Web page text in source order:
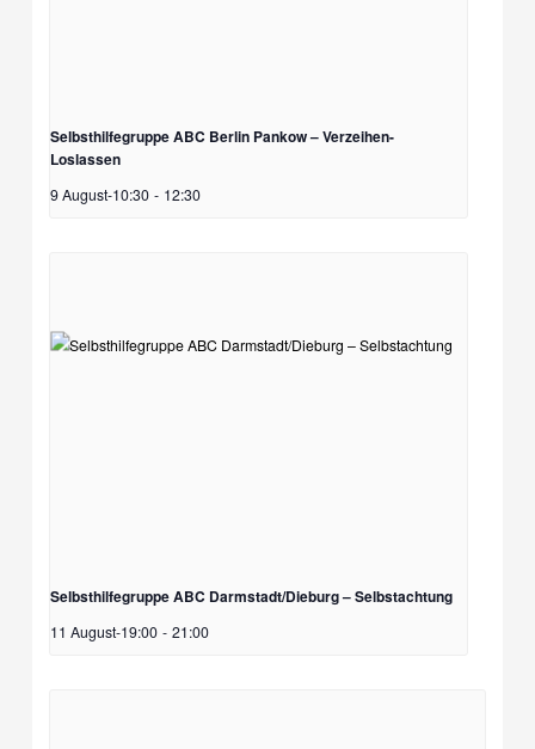
Selbsthilfegruppe ABC Berlin Pankow – Verzeihen-
Loslassen
9 August-10:30 - 12:30
Selbsthilfegruppe ABC Darmstadt/Dieburg – Selbstachtung
11 August-19:00 - 21:00